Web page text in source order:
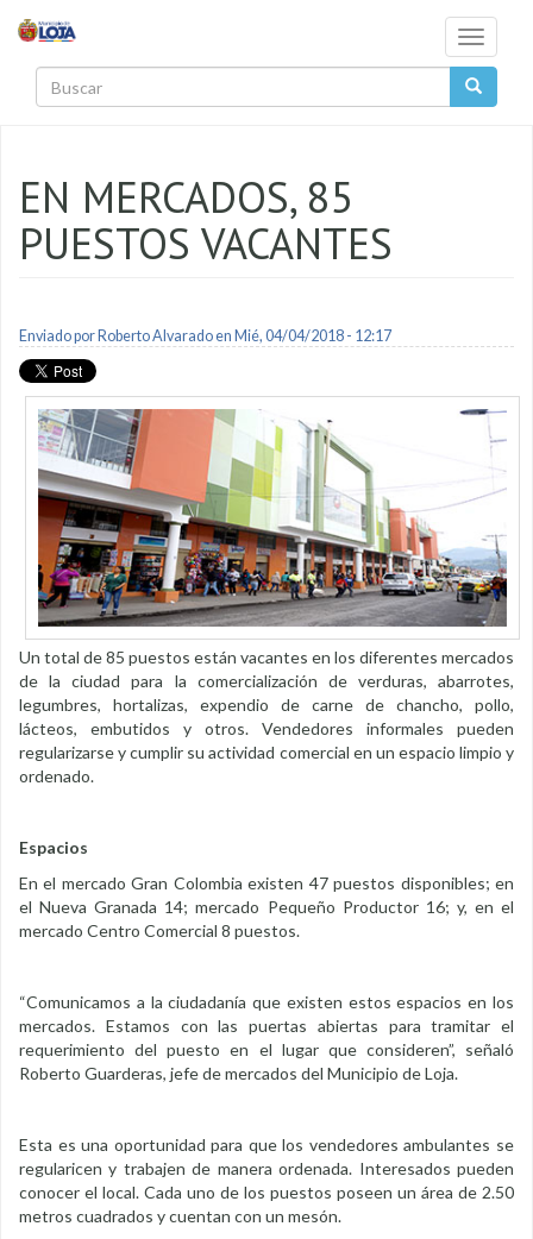
Toggle
EN MERCADOS, 85
PUESTOS VACANTES
Enviado por Roberto Alvaradoen Mié, 04/04/2018 - 12:17
Un total de 85 puestos están vacantes en los diferentes mercados
de la ciudad para la comercialización de verduras, abarrotes,
legumbres, hortalizas, expendio de carne de chancho, pollo,
lácteos, embutidos y otros. Vendedores informales pueden
regularizarse y cumplir su actividad comercial en un espacio limpio y
ordenado.
Espacios
En el mercado Gran Colombia existen 47 puestos disponibles; en
el Nueva Granada 14; mercado Pequeño Productor 16; y, en el
mercado Centro Comercial 8 puestos.
“Comunicamos a la ciudadanía que existen estos espacios en los
mercados. Estamos con las puertas abiertas para tramitar el
requerimiento del puesto en el lugar que consideren”, señaló
Roberto Guarderas, jefe de mercados del Municipio de Loja.
Esta es una oportunidad para que los vendedores ambulantes se
regularicen y trabajen de manera ordenada. Interesados pueden
conocer el local. Cada uno de los puestos poseen un área de 2.50
metros cuadrados y cuentan con un mesón.